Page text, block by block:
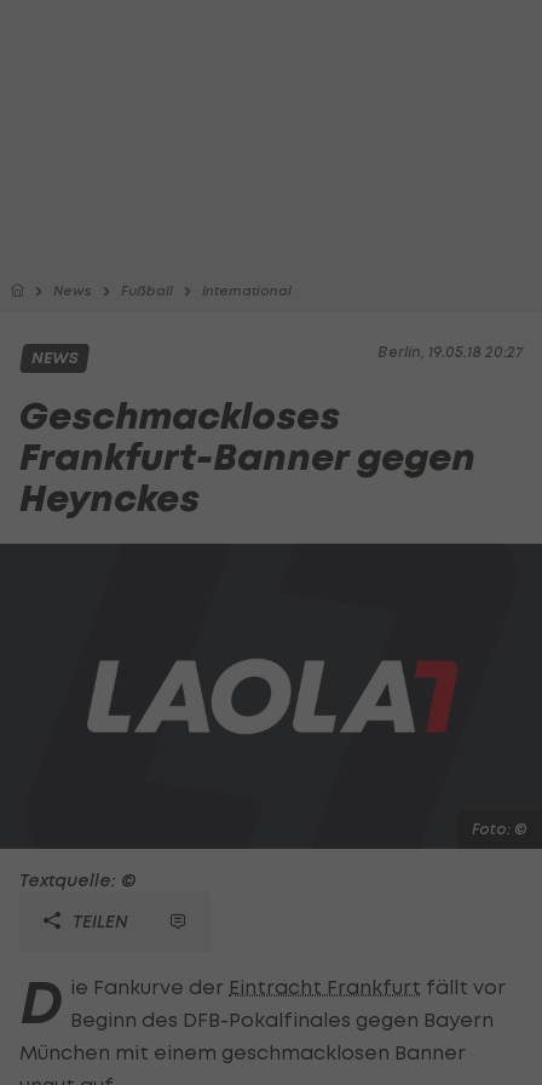
News Fußball International
Berlin, 19.05.18 20:27
NEWS
Geschmackloses
Frankfurt-Banner gegen
Heynckes
Foto: ©
Textquelle: ©
TEILEN
D ie Fankurve der Eintracht Frankfurt fällt vor
Beginn des DFB-Pokalfinales gegen Bayern
München mit einem geschmacklosen Banner